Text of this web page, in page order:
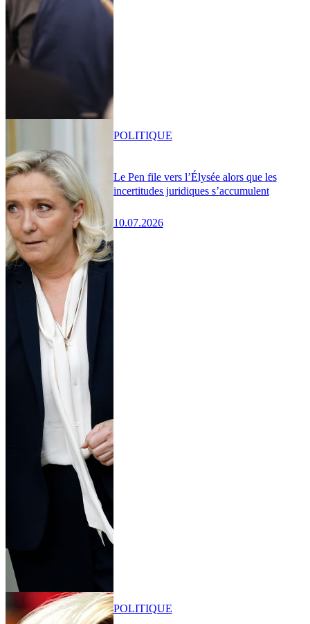
Le Pen file vers l’Élysée alors que les
incertitudes juridiques s’accumulent
10.07.2026
POLITIQUE
POLITIQUE